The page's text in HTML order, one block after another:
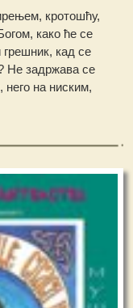
кротошћу,
како ће се
кад се
Не задржава се
на ниским,